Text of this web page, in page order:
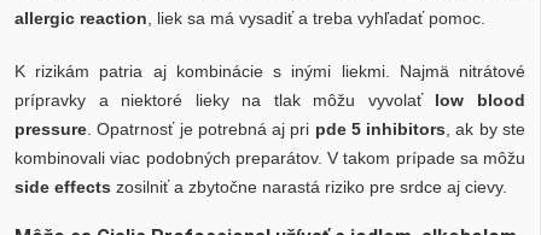
allergic reaction , liek sa má vysadiť a treba vyhľadať pomoc.
K rizikám patria aj kombinácie s inými liekmi. Najmä nitrátové
prípravky a niektoré lieky na tlak môžu vyvolať low blood
pressure . Opatrnosť je potrebná aj pri pde 5 inhibitors , ak by ste
kombinovali viac podobných preparátov. V takom prípade sa môžu
side effects zosilniť a zbytočne narastá riziko pre srdce aj cievy.